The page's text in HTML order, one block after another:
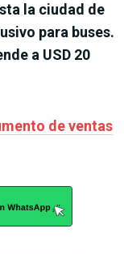
la ciudad de
para buses.
a USD 20
de ventas